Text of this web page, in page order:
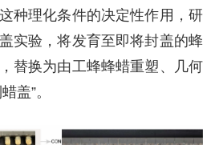
种理化条件的决定性作用，研
实验，将发育至即将封盖的蜂
替换为由工蜂蜂蜡重塑、几何
盖”。